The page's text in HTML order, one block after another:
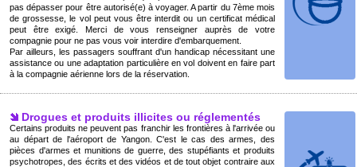
pas dépasser pour être autorisé(e) à voyager. A partir du 7ème mois
de grossesse, le vol peut vous être interdit ou un certificat médical
peut être exigé. Merci de vous renseigner auprès de votre
compagnie pour ne pas vous voir interdire d'embarquement.
Par ailleurs, les passagers souffrant d'un handicap nécessitant une
assistance ou une adaptation particulière en vol doivent en faire part
à la compagnie aérienne lors de la réservation.
Drogues et produits illicites ou réglementés
Certains produits ne peuvent pas franchir les frontières à l'arrivée ou
au départ de l'aéroport de Yangon. C'est le cas des armes, des
pièces d'armes et munitions de guerre, des stupéfiants et produits
psychotropes, des écrits et des vidéos et de tout objet contraire aux